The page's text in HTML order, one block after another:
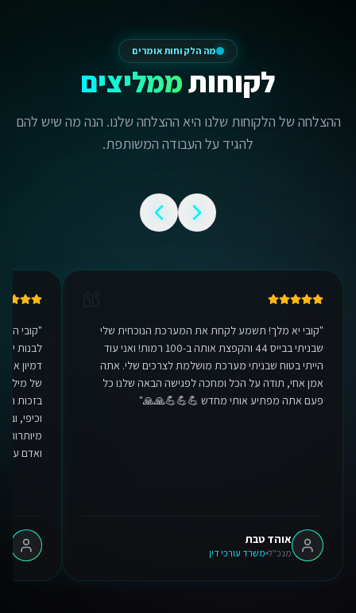
לקוחותממליצים
ההצלחה של הלקוחות שלנו היא ההצלחה שלנו. הנה מה שיש להם
להגיד על העבודה המשותפת.
"קובי יא מלך! תשמע לקחת את המערכת הנוכחית שלי
שבניתי בבייס 44 והקפצת אותה ב-100 רמות! ואני עוד
הייתי בטוח שבניתי מערכת מושלמת לצרכים שלי. אתה
אמן אחי, תודה על הכל ומחכה לפגישה הבאה שלנו כל
פעם אתה מפתיע אותי מחדש 💪💪💪🙏🙏"
אוהד טבת
מנכ"ל משרד עורכי דין
"קובי
לבנות
דמיון
של
בזכות
וכיפי,
ואדם עם
אנחנו משתמשים בעוגיות 🍪